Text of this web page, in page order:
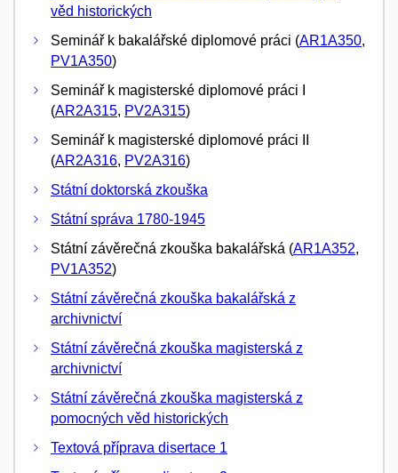
věd historických
Seminář k bakalářské diplomové práci (AR1A350,
PV1A350)
Seminář k magisterské diplomové práci I
(AR2A315, PV2A315)
Seminář k magisterské diplomové práci II
(AR2A316, PV2A316)
Státní doktorská zkouška
Státní správa 1780-1945
Státní závěrečná zkouška bakalářská (AR1A352,
PV1A352)
Státní závěrečná zkouška bakalářská z
archivnictví
Státní závěrečná zkouška magisterská z
archivnictví
Státní závěrečná zkouška magisterská z
pomocných věd historických
Textová příprava disertace 1